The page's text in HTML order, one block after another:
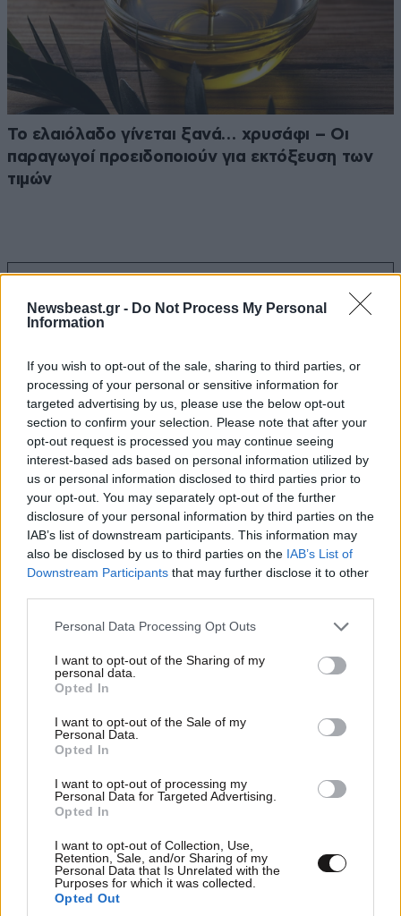
Newsbeast.gr - Do Not Process My Personal
Information
If you wish to opt-out of the sale, sharing to third parties, or
processing of your personal or sensitive information for
targeted advertising by us, please use the below opt-out
section to confirm your selection. Please note that after your
opt-out request is processed you may continue seeing
interest-based ads based on personal information utilized by
us or personal information disclosed to third parties prior to
your opt-out. You may separately opt-out of the further
disclosure of your personal information by third parties on the
IAB’s list of downstream participants. This information may
also be disclosed by us to third parties on the IAB’s List of
Downstream Participants that may further disclose it to other
Please note that this website/app uses one or more Google
not limited to your visit or usage behaviour. You may click to
grant or deny consent to Google and its third-party tags to
use your data for below specified purposes in below Google
consent section.
Personal Data Processing Opt Outs
I want to opt-out of the Sharing of my
personal data.
Opted In
I want to opt-out of the Sale of my
Personal Data.
Opted In
I want to opt-out of processing my
Personal Data for Targeted Advertising.
Opted In
I want to opt-out of Collection, Use,
Retention, Sale, and/or Sharing of my
Personal Data that Is Unrelated with the
Purposes for which it was collected.
Opted Out
Το ελαιόλαδο γίνεται ξανά… χρυσάφι – Οι
παραγωγοί προειδοποιούν για εκτόξευση των
τιμών
Google News
και μάθετε πρώτοι όλες τις ειδήσεις
ΠΡΟΣΘΕΣΤΕ ΤΟ ΣΧΟΛΙΟ ΣΑΣ